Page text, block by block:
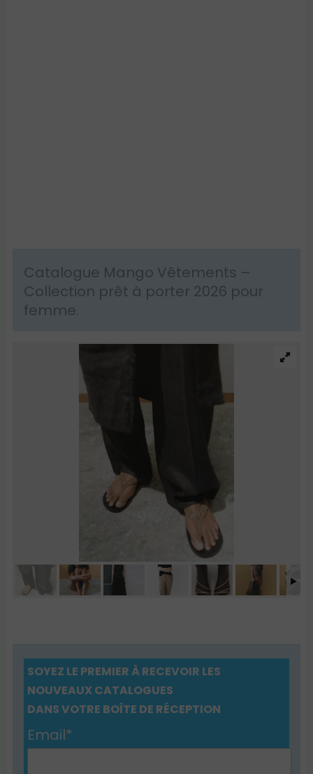
Catalogue Mango Vêtements –
Collection prêt à porter 2026 pour
femme.
SOYEZ LE PREMIER À RECEVOIR LES
NOUVEAUX CATALOGUES
DANS VOTRE BOÎTE DE RÉCEPTION
Email*